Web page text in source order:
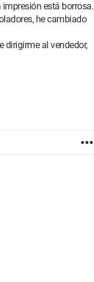
está borrosa.
he cambiado
dirigirme al vendedor,